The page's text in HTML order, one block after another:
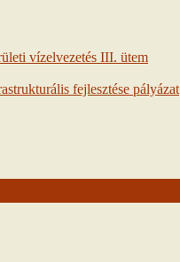
vízelvezetés III. ütem
fejlesztése pályázat